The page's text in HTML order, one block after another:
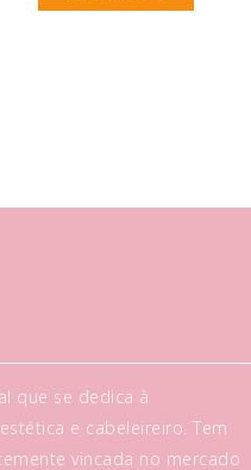
que se dedica à
e cabeleireiro. Tem
vincada no mercado